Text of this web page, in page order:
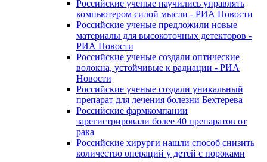
Российские ученые научились управлять
компьютером силой мысли - РИА Новости
Российские ученые предложили новые
материалы для высокоточных детекторов -
РИА Новости
Российские ученые создали оптические
волокна, устойчивые к радиации - РИА
Новости
Российские ученые создали уникальный
препарат для лечения болезни Бехтерева
Российские фармкомпании
зарегистрировали более 40 препаратов от
рака
Российские хирурги нашли способ снизить
количество операций у детей с пороками